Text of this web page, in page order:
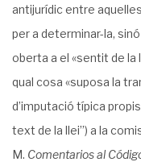
antijurídic entre
per a determinar-la,
oberta a el «sentit de la
qual cosa «suposa la
d’imputació típica
text de la llei”) a la
M. Comentarios al